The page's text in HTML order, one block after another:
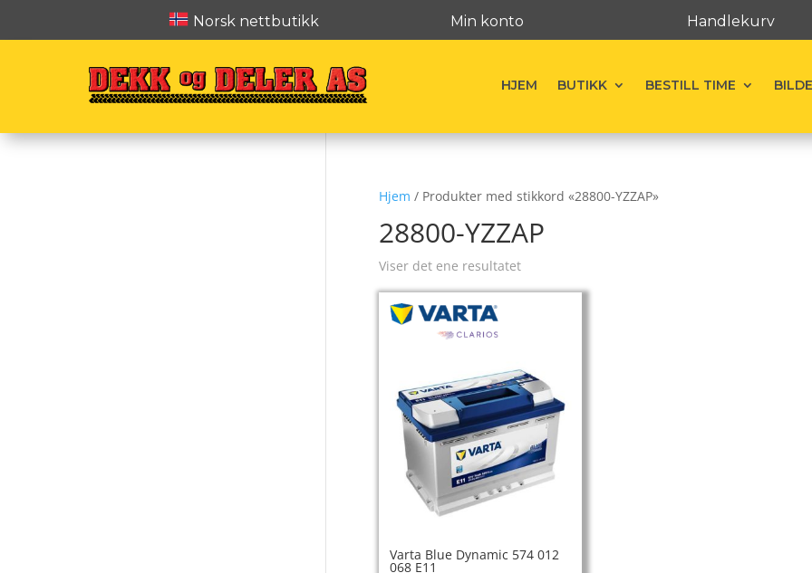
Norsk nettbutikk Min konto Handlekurv
HJEM BUTIKK BESTILL TIME
Hjem / Produkter med stikkord «28800-YZZAP»
28800-YZZAP
Viser det ene resultatet
Varta Blue Dynamic 574 012
068 E11